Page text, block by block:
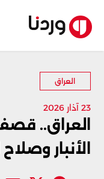
العراق
23 آذار 2026
العراق..
الأنبار